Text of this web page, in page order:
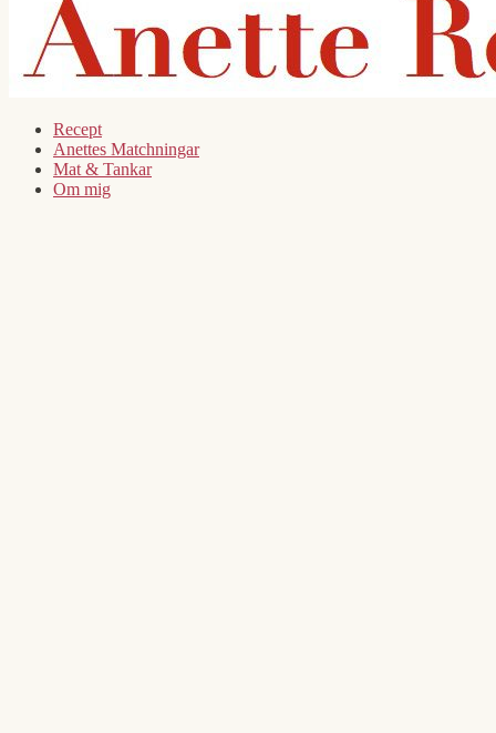
Recept
Anettes Matchningar
Mat & Tankar
Om mig